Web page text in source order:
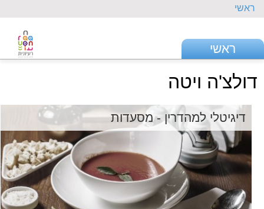
ראשי
ראשי
דולצ'ה ויטה
דיגיטלי למהדרין - מסעדות